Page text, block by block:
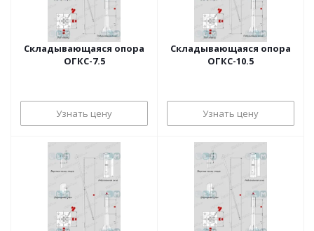
Складывающаяся опора
ОГКС-7.5
Узнать цену
Складывающаяся опора
ОГКС-10.5
Узнать цену